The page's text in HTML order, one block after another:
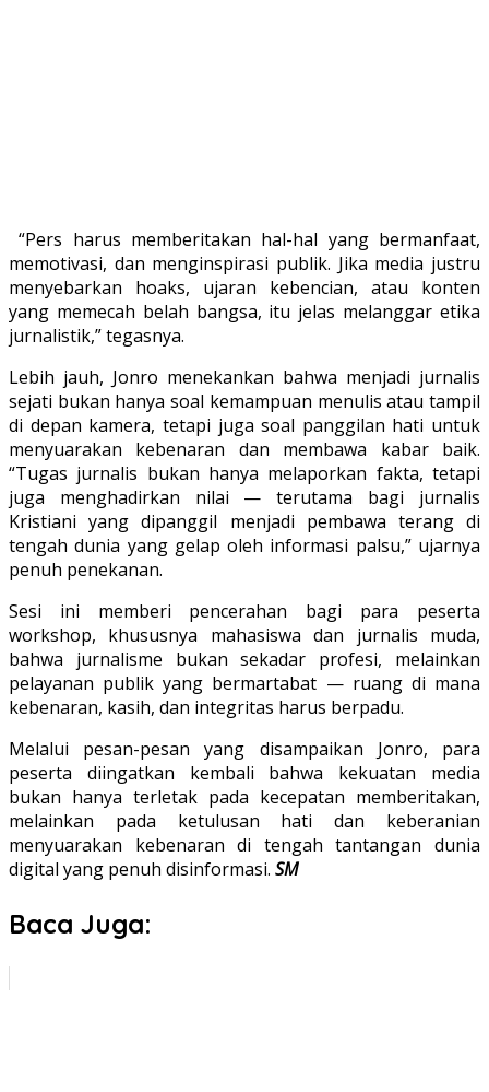
“Pers harus memberitakan hal-hal yang bermanfaat,
memotivasi, dan menginspirasi publik. Jika media justru
menyebarkan hoaks, ujaran kebencian, atau konten
yang memecah belah bangsa, itu jelas melanggar etika
jurnalistik,” tegasnya.
Lebih jauh, Jonro menekankan bahwa menjadi jurnalis
sejati bukan hanya soal kemampuan menulis atau tampil
di depan kamera, tetapi juga soal panggilan hati untuk
menyuarakan kebenaran dan membawa kabar baik.
“Tugas jurnalis bukan hanya melaporkan fakta, tetapi
juga menghadirkan nilai — terutama bagi jurnalis
Kristiani yang dipanggil menjadi pembawa terang di
tengah dunia yang gelap oleh informasi palsu,” ujarnya
penuh penekanan.
Sesi ini memberi pencerahan bagi para peserta
workshop, khususnya mahasiswa dan jurnalis muda,
bahwa jurnalisme bukan sekadar profesi, melainkan
pelayanan publik yang bermartabat — ruang di mana
kebenaran, kasih, dan integritas harus berpadu.
Melalui pesan-pesan yang disampaikan Jonro, para
peserta diingatkan kembali bahwa kekuatan media
bukan hanya terletak pada kecepatan memberitakan,
melainkan pada ketulusan hati dan keberanian
menyuarakan kebenaran di tengah tantangan dunia
digital yang penuh disinformasi. SM
Baca Juga: